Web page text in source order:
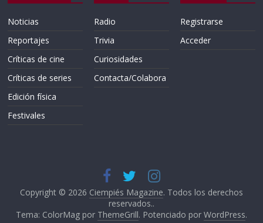
Noticias
Reportajes
Críticas de cine
Críticas de series
Edición física
Festivales
Radio
Trivia
Curiosidades
Contacta/Colabora
Registrarse
Acceder
Copyright © 2026 Ciempiés Magazine. Todos los derechos
reservados..
Tema: ColorMag por ThemeGrill. Potenciado por WordPress.